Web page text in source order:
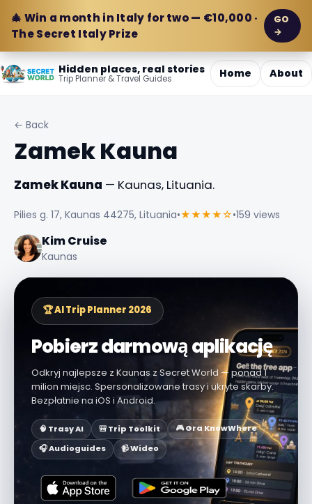
🎄 Win a month in Italy for two — €10,000 ·
The Secret Italy Prize
GO
→
Hidden places, real stories
Trip Planner & Travel Guides Home About
← Back
Zamek Kauna
Zamek Kauna — Kaunas, Lituania.
Pilies g. 17, Kaunas 44275, Lituania•★★★★☆•159 views
Kim Cruise
Kaunas
🏆 AI Trip Planner 2026
Pobierz darmową aplikację
Odkryj najlepsze z Kaunas z Secret World — ponad 1
milion miejsc. Spersonalizowane trasy i ukryte skarby.
Bezpłatnie na iOS i Android.
🧠 Trasy AI 🎒 Trip Toolkit
🎮 Gra KnowWhere
🎧 Audioguides
📹 Wideo